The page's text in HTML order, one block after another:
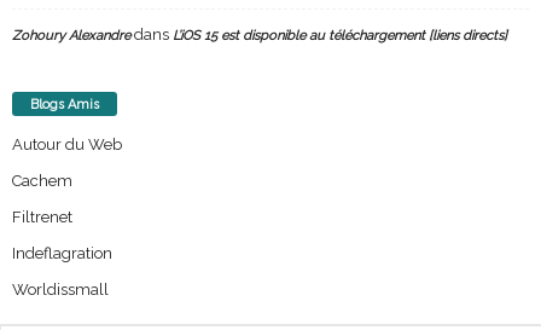
Zohoury Alexandredans L’iOS 15 est disponible au téléchargement [liens directs]
Blogs Amis
Autour du Web
Cachem
Filtrenet
Indeflagration
Worldissmall